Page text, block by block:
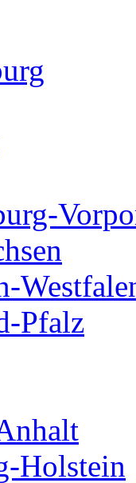
Pfalz
Holstein